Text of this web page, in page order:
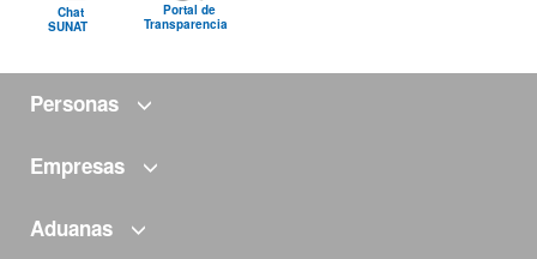
Chat
SUNAT
Portal de
Transparencia
Personas
Empresas
Aduanas